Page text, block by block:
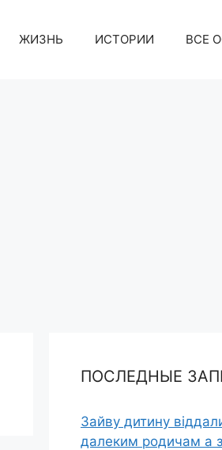
ЖИЗНЬ ИСТОРИИ ВСЕ
ПОСЛЕДНЫЕ
Зайву дитину
далеким родичам а